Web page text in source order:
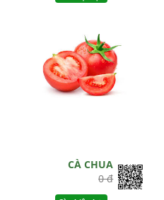
CÀ CHUA
0 đ